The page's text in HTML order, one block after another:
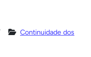
Continuidade dos